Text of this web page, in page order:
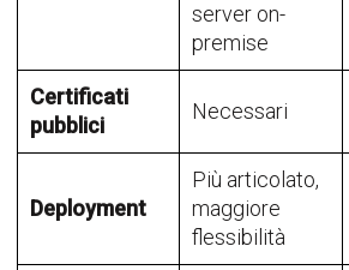
server on-
premise
Certificati
pubblici
Necessari
Deployment
Più articolato,
maggiore
flessibilità